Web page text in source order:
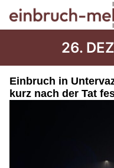
26.
Einbruch in
kurz nach der Tat